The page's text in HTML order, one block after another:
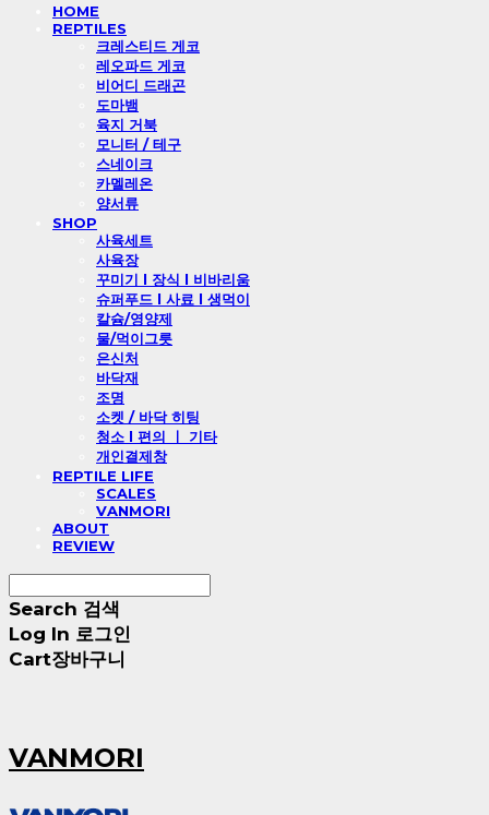
HOME
REPTILES
크레스티드 게코
레오파드 게코
비어디 드래곤
도마뱀
육지 거북
모니터 / 테구
스네이크
카멜레온
양서류
SHOP
사육세트
사육장
꾸미기 l 장식 l 비바리움
슈퍼푸드 l 사료 l 생먹이
칼슘/영양제
물/먹이그릇
은신처
바닥재
조명
소켓 / 바닥 히팅
청소 l 편의 ㅣ 기타
개인결제창
REPTILE LIFE
SCALES
VANMORI
ABOUT
REVIEW
Search 검색
Log In 로그인
Cart장바구니
VANMORI